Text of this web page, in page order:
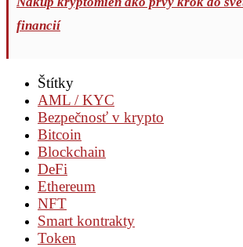
financií
Štítky
AML / KYC
Bezpečnosť v krypto
Bitcoin
Blockchain
DeFi
Ethereum
NFT
Smart kontrakty
Token